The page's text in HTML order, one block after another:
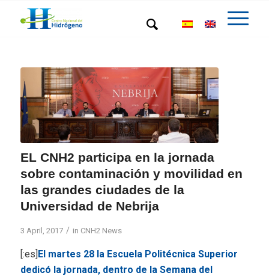
EL CNH2 participa en la jornada
sobre contaminación y movilidad en
las grandes ciudades de la
Universidad de Nebrija
3 April, 2017 / in CNH2 News
[:es] El martes 28 la Escuela Politécnica Superior
dedicó la jornada, dentro de la Semana del